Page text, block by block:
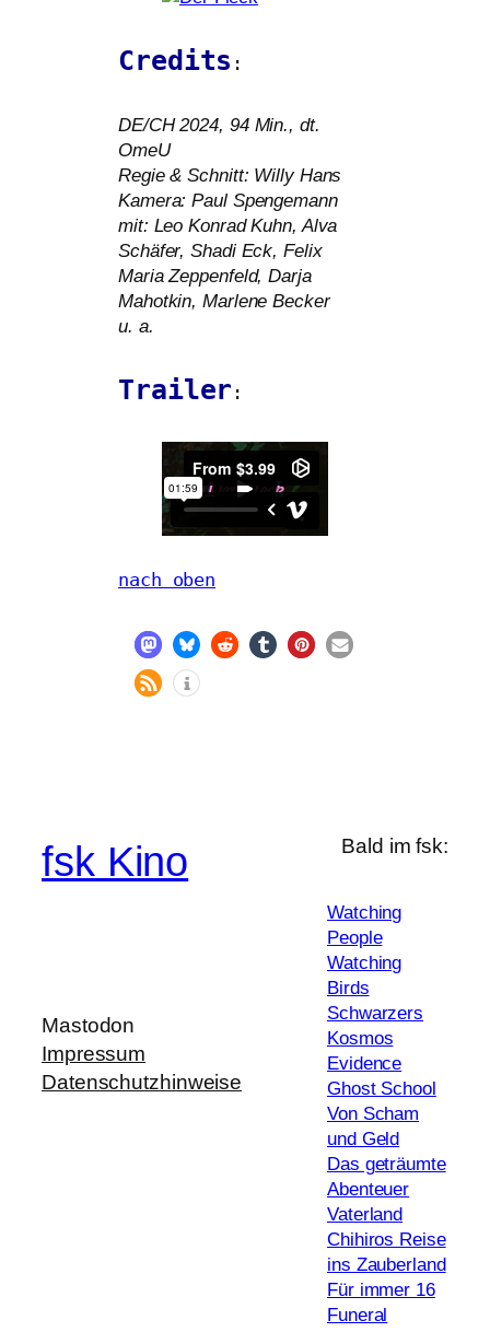
Credits :
DE/CH2024, 94 Min., dt.
OmeU
Regie& Schnitt: Willy Hans
Kamera: Paul Spengemann
mit: Leo Konrad Kuhn, Alva
Schäfer, Shadi Eck, Felix
Maria Zeppenfeld, Darja
Mahotkin, Marlene Becker
u. a.
Trailer :
nach oben
fsk Kino
Mastodon
Impressum
Datenschutzhinweise
Bald im fsk:
Watching
People
Watching
Birds
Schwarzers
Kosmos
Evidence
Ghost School
Von Scham
und Geld
Das geträumte
Abenteuer
Vaterland
Chihiros Reise
ins Zauberland
Für immer 16
Funeral